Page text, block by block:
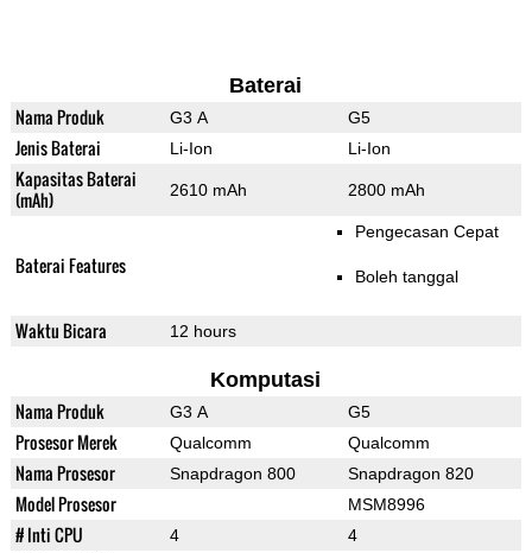
Baterai
Nama Produk G3 A G5
Jenis Baterai Li-Ion Li-Ion
Kapasitas Baterai
(mAh)
2610 mAh 2800 mAh
Baterai Features
Pengecasan Cepat
Boleh tanggal
Waktu Bicara 12 hours
Komputasi
Nama Produk G3 A G5
Prosesor Merek Qualcomm Qualcomm
Nama Prosesor Snapdragon 800 Snapdragon 820
Model Prosesor MSM8996
# Inti CPU 4 4